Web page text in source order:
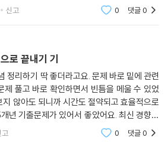
안심됐어요.또한 상담현장전문가인 저자가
신고 0 댓글0
로 끝내기 기
정리하기 딱 좋더라고요. 문제 바로 밑에 관련
제 풀고 바로 확인하면서 빈틈을 메울 수 있었
않아도 되니까 시간도 절약되고 효율적으로
년 기출문제가 있어서 좋았어요. 최신 경향을
거든요. 해설도 꼼꼼해서 왜 틀렸는지, 왜 맞았
고 0 댓글0